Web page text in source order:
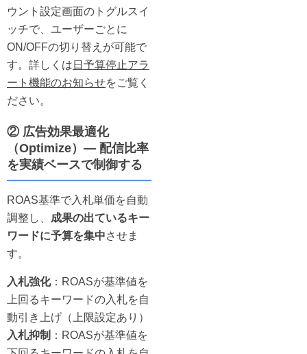
ウント設定画面のトグルスイ
ッチで、ユーザーごとに
ON/OFFの切り替えが可能で
す。詳しくは 日予算停止アラ
ート機能のお知らせをご覧く
ださい。
② 広告効果最適化
（Optimize）— 配信比率
を実績ベースで制御する
ROAS基準で入札単価を自動
調整し、 成果の出ているキー
ワードに予算を集中させま
す。
入札強化：ROASが基準値を
上回るキーワードの入札を自
動引き上げ（上限設定あり）
入札抑制 ：ROASが基準値を